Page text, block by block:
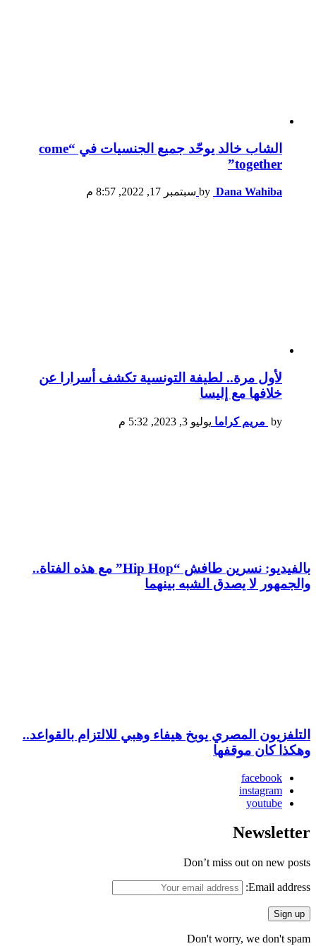
الشاب خالد يوحّد جميع الجنسيات في “come
together”
by Dana Wahiba سبتمبر 17, 2022, 8:57 م
لأول مرة.. لطيفة التونسية تكشف أسرارا عن
خلافها مع إليسا
by مريم كراما يوليو 3, 2023, 5:32 م
بالفيديو: نسرين طافش “Hip Hop” مع هذه الفتاة..
والجمهور لا يصدق الشبه بينهما
التلفزيون المصري يوبخ هيفاء وهبي للالتزام بالقواعد..
وهكذا كان موقفها
facebook
instagram
youtube
Newsletter
Don’t miss out on new posts
Email address:
Don't worry, we don't spam